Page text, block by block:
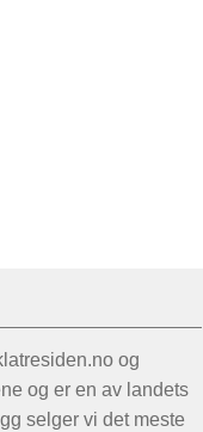
og
og er en av landets
selger vi det meste